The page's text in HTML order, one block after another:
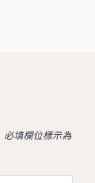
必填欄位標示為